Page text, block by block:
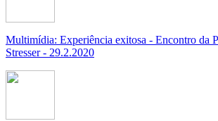
Multimídia: Experiência exitosa - Encontro da
Stresser - 29.2.2020